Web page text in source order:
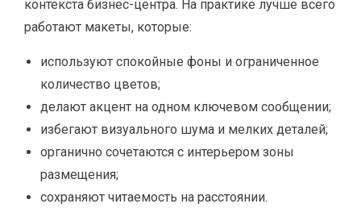
контекста бизнес-центра. На практике лучше всего
работают макеты, которые:
используют спокойные фоны и ограниченное
количество цветов;
делают акцент на одном ключевом сообщении;
избегают визуального шума и мелких деталей;
органично сочетаются с интерьером зоны
размещения;
сохраняют читаемость на расстоянии.